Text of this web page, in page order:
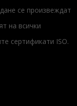
се произвеждат
на всички
сертификати ISO.